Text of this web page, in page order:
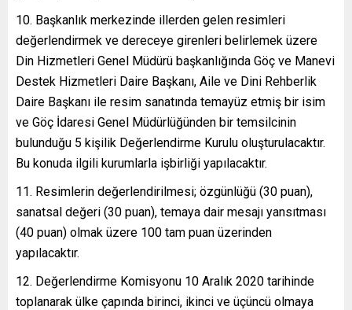
Başkanlık merkezinde illerden gelen resimleri
değerlendirmek ve dereceye girenleri belirlemek üzere
Din Hizmetleri Genel Müdürü başkanlığında Göç ve Manevi
Destek Hizmetleri Daire Başkanı, Aile ve Dini Rehberlik
Daire Başkanı ile resim sanatında temayüz etmiş bir isim
ve Göç İdaresi Genel Müdürlüğünden bir temsilcinin
bulunduğu 5 kişilik Değerlendirme Kurulu oluşturulacaktır.
Bu konuda ilgili kurumlarla işbirliği yapılacaktır.
Resimlerin değerlendirilmesi; özgünlüğü (30 puan),
sanatsal değeri (30 puan), temaya dair mesajı yansıtması
(40 puan) olmak üzere 100 tam puan üzerinden
yapılacaktır.
Değerlendirme Komisyonu 10 Aralık 2020 tarihinde
toplanarak ülke çapında birinci, ikinci ve üçüncü olmaya